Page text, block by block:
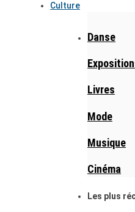
Culture
Danse
Livres
Mode
Musique
Cinéma
Les plus